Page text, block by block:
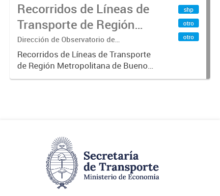
Recorridos de Líneas de
Transporte de Región
Metropolitana de
Buenos Aires (RMBA)
Dirección de Observatorio de
Transporte, Estudio y Sistemas
Recorridos de Líneas de Transporte
de Región Metropolitana de Buenos
Aires (RMBA).-
shp
otro
otro